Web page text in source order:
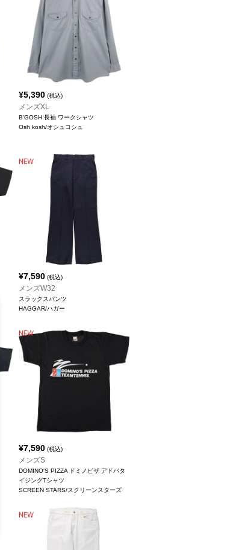
¥5,390 (税込)
メンズXL
B'GOSH 長袖 ワークシャツ
Osh kosh/オシュコシュ
¥7,590 (税込)
メンズW32
スラックスパンツ
HAGGAR/ハガー
¥7,590 (税込)
メンズS
DOMINO'S PIZZA ドミノピザ アドバタ
イジングTシャツ
SCREEN STARS/スクリーンスターズ